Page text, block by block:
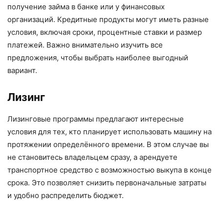
получение займа в банке или у финансовых
организаций. Кредитные продукты могут иметь разные
условия, включая сроки, процентные ставки и размер
платежей. Важно внимательно изучить все
предложения, чтобы выбрать наиболее выгодный
вариант.
Лизинг
Лизинговые программы предлагают интересные
условия для тех, кто планирует использовать машину на
протяжении определённого времени. В этом случае вы
не становитесь владельцем сразу, а арендуете
транспортное средство с возможностью выкупа в конце
срока. Это позволяет снизить первоначальные затраты
и удобно распределить бюджет.